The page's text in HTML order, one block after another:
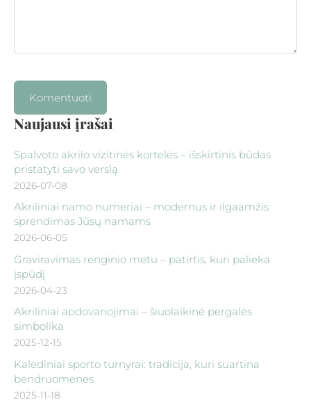
Naujausi įrašai
Spalvoto akrilo vizitinės kortelės – išskirtinis būdas
pristatyti savo verslą
2026-07-08
Akriliniai namo numeriai – modernus ir ilgaamžis
sprendimas Jūsų namams
2026-06-05
Graviravimas renginio metu – patirtis, kuri palieka
įspūdį
2026-04-23
Akriliniai apdovanojimai – šiuolaikinė pergalės
simbolika
2025-12-15
Kalėdiniai sporto turnyrai: tradicija, kuri suartina
bendruomenes
2025-11-18